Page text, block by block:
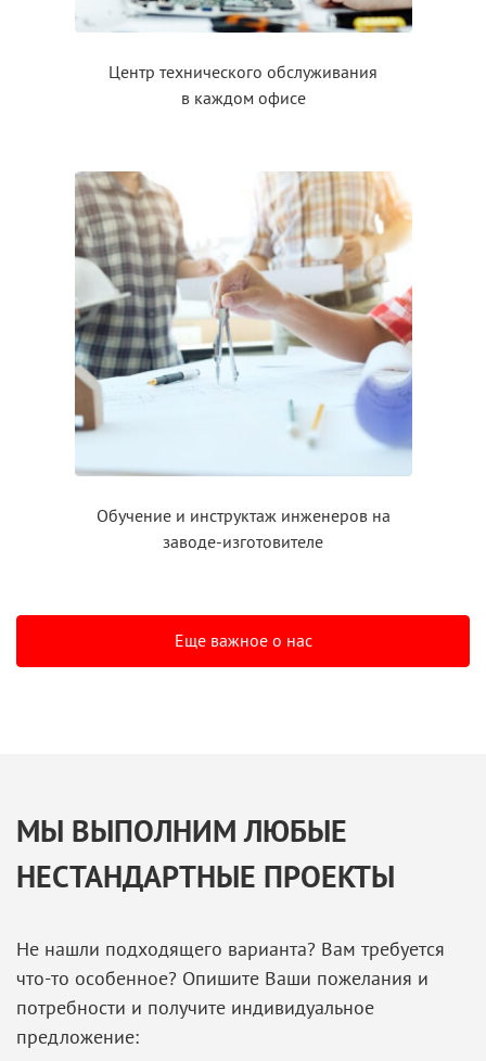
Центр технического обслуживания
в каждом офисе
Обучение и инструктажинженеров на
заводе-изготовителе
Еще важное о нас
МЫ ВЫПОЛНИМ ЛЮБЫЕ
НЕСТАНДАРТНЫЕ ПРОЕКТЫ
Не нашли подходящего варианта? Вам требуется
что-то особенное? Опишите Ваши пожелания и
потребности и получите индивидуальное
предложение: